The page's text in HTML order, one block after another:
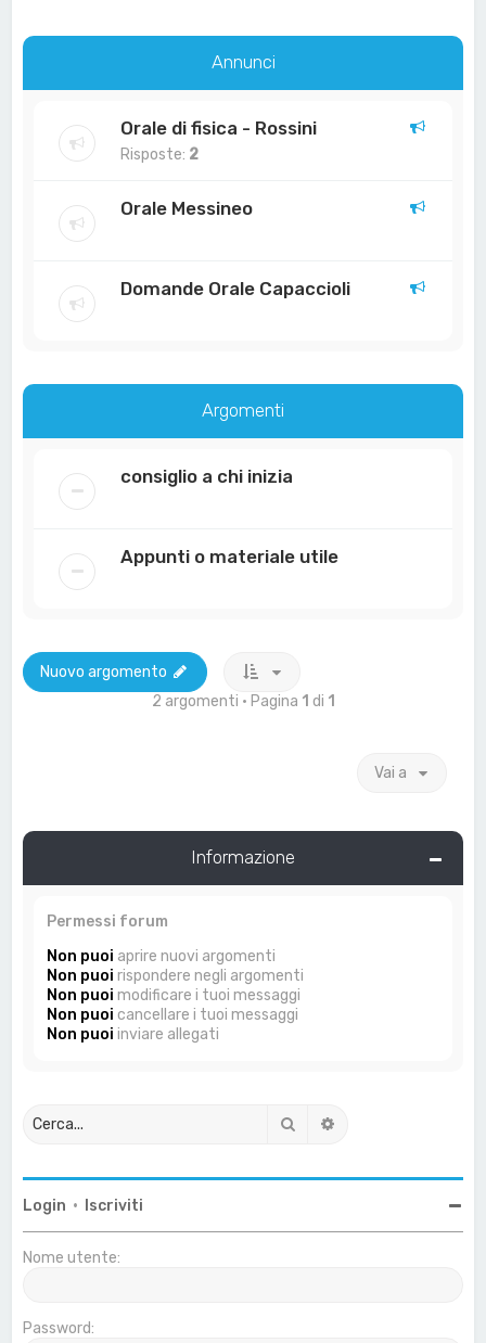
Annunci
Orale di fisica - Rossini
Risposte: 2
Orale Messineo
Domande Orale Capaccioli
Argomenti
consiglio a chi inizia
Appunti o materiale utile
Nuovo argomento
2 argomenti • Pagina 1 di 1
Vai a
Informazione
Permessi forum
Non puoi aprire nuovi argomenti
Non puoi rispondere negli argomenti
Non puoi modificare i tuoi messaggi
Non puoi cancellare i tuoi messaggi
Non puoi inviare allegati
Cerca
Login • Iscriviti
Nome utente:
Password: